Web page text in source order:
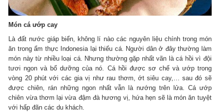
Món cá ướp cay
Là đất nước giáp biển, không lí nào các nguyên liệu chính trong món
ăn trong ẩm thực Indonesia lại thiếu cá. Người dân ở đây thường làm
món này từ nhiều loại cá. Nhưng thường gặp nhất vãn là cá hồi vì đội
tươi ngon và bổ dưỡng của nó. Cá hồi được sơ chế và ướp trong
vòng 20 phút với các gia vị như rau thơm, ớt siêu cay,… sau đó sẽ
được chiên, rán những ngon nhất vẫn là nướng trên lửa. Cá ướp
chiên vừa thơm lại vừa đậm đà hương vị, hứa hẹn sẽ là món ăn tuyệt
với hấp đãn các du khách.